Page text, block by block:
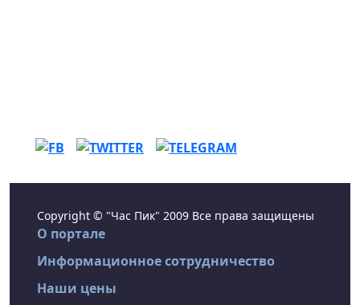
Copyright © "Час Пик" 2009 Все права защищены
О портале
Информационное сотрудничество
Наши цены